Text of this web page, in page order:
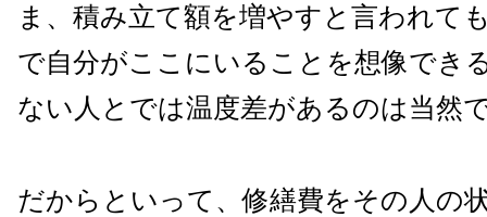
ま、積み立て額を増やすと言われて
で自分がここにいることを想像でき
ない人とでは温度差があるのは当然
だからといって、修繕費をその人の